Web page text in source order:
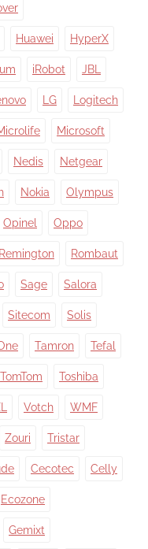
Huawei HyperX
iRobot JBL
LG Logitech
Microsoft
Nedis Netgear
Nokia Olympus
Opinel Oppo
Remington Rombaut
Sage Salora
Sitecom Solis
Tamron Tefal
TomTom Toshiba
Votch WMF
Zouri Tristar
Cecotec Celly
Ecozone
Gemixt